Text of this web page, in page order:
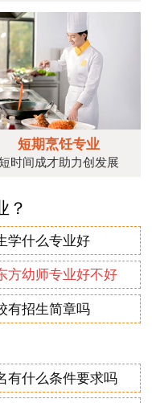
短期烹饪专业
时间成才助力创发展
？
学什么专业好
方幼师专业好不好
有招生简章吗
有什么条件要求吗